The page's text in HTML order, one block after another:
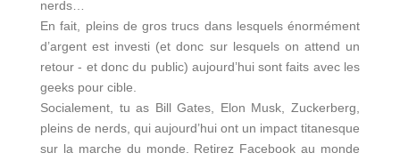
nerds…
En fait, pleins de gros trucs dans lesquels énormément
d’argent est investi (et donc sur lesquels on attend un
retour - et donc du public) aujourd’hui sont faits avec les
geeks pour cible.
Socialement, tu as Bill Gates, Elon Musk, Zuckerberg,
pleins de nerds, qui aujourd’hui ont un impact titanesque
sur la marche du monde. Retirez Facebook au monde